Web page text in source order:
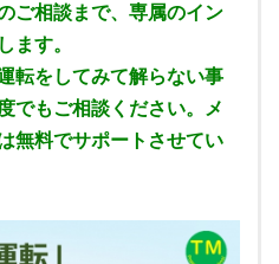
ご相談まで、専属のイン
ます。
転をしてみて解らない事
でもご相談ください。メ
無料でサポートさせてい